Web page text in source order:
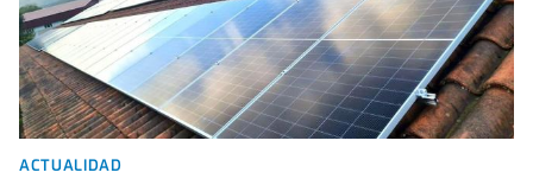
ACTUALIDAD